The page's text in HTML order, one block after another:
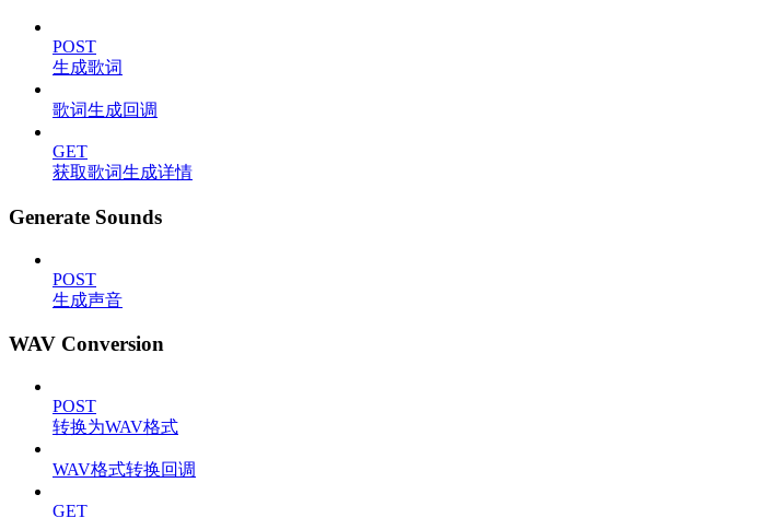
POST
生成歌词
歌词生成回调
GET
获取歌词生成详情
Generate Sounds
POST
生成声音
WAV Conversion
POST
转换为WAV格式
WAV格式转换回调
GET